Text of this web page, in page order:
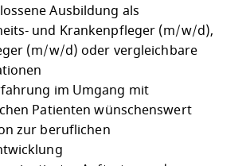
Ausbildung als
und Krankenpfleger (m/w/d),
(m/w/d) oder vergleichbare
im Umgang mit
Patienten wünschenswert
zur beruflichen